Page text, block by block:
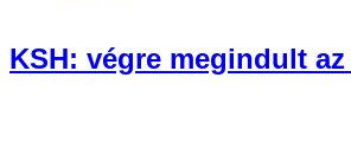
KSH: végre megindult